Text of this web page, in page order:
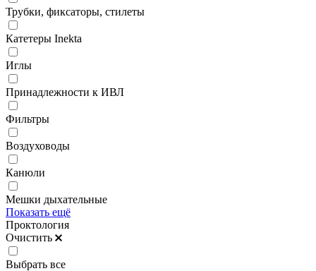
Трубки, фиксаторы, стилеты
Катетеры Inekta
Иглы
Принадлежности к ИВЛ
Фильтры
Воздуховоды
Канюли
Мешки дыхательные
Показать ещё
Проктология
Очистить
Выбрать все